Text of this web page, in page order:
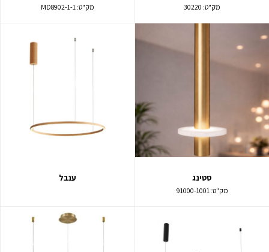
מק"ט: 30220 מק"ט: MD8902-1-1
סטינג
מק"ט:91000-1001
ענבל